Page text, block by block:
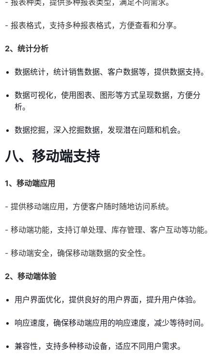
- 报表种类，提供多种报表类型，满足不同需求。
- 报表格式，支持多种报表格式，方便查看和分享。
2、统计分析
数据统计，统计销售数据、客户数据等，提供数据支持。
数据可视化，使用图表、图形等方式呈现数据，方便分
析。
数据挖掘，深入挖掘数据，发现潜在问题和机会。
八、移动端支持
1、移动端应用
- 提供移动端应用，方便客户随时随地访问系统。
- 移动端功能，支持订单处理、库存管理、客户互动等功能。
- 移动端安全，确保移动端数据的安全性。
2、移动端体验
用户界面优化，提供良好的用户界面，提升用户体验。
响应速度，确保移动端应用的响应速度，减少等待时间。
兼容性，支持多种移动设备，适应不同用户需求。